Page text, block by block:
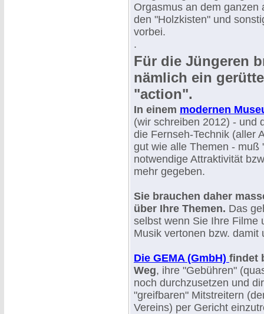
Orgasmus an dem ganzen
den "Holzkisten" und
vorbei.
.
Für die Jüngeren
nämlich ein
"action".
In einem modernen
(wir schreiben 2012) - und
die Fernseh-Technik (aller
gut wie alle Themen - muß
notwendige Attraktivität
mehr gegeben.
Sie brauchen daher
über Ihre Themen. Das
selbst wenn Sie Ihre Filme
Musik vertonen bzw. damit
Die GEMA (GmbH) findet
Weg, ihre "Gebühren"
noch durchzusetzen und
"greifbaren" Mitstreitern
Vereins) per Gericht